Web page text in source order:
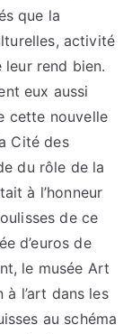
que la
activité
rend bien.
eux aussi
cette nouvelle
Cité des
du rôle de la
à l’honneur
de ce
d’euros de
le musée Art
l’art dans les
au schéma